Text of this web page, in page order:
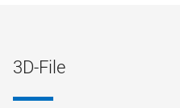
3D-File